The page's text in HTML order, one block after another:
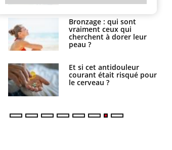
Bronzage : qui sont
vraiment ceux qui
cherchent à dorer leur
peau ?
Et si cet antidouleur
courant était risqué pour
le cerveau ?